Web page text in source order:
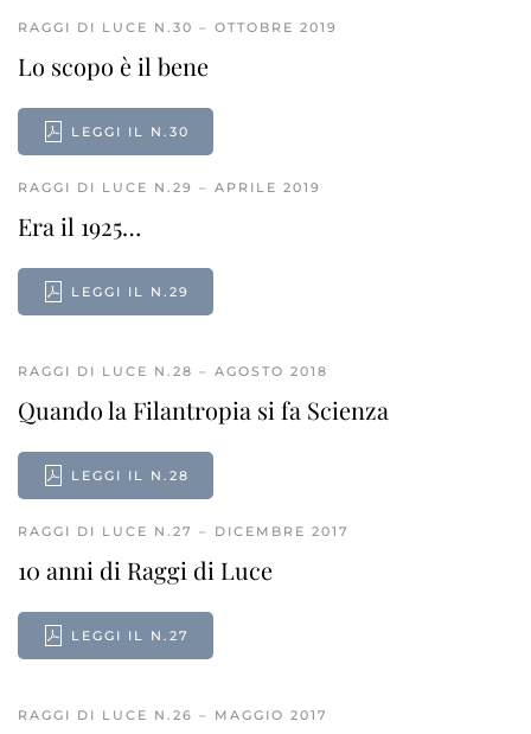
RAGGI DI LUCE N.30 – OTTOBRE 2019
Lo scopo è il bene
LEGGI IL N.30
RAGGI DI LUCE N.29 – APRILE 2019
Era il 1925…
LEGGI IL N.29
RAGGI DI LUCE N.28 – AGOSTO 2018
Quando la Filantropia si fa Scienza
LEGGI IL N.28
RAGGI DI LUCE N.27 – DICEMBRE 2017
10 anni di Raggi di Luce
LEGGI IL N.27
RAGGI DI LUCE N.26 – MAGGIO 2017